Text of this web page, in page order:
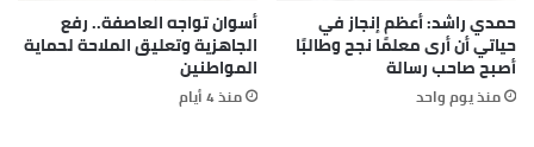
حمدي راشد: أعظم إنجاز في
حياتي أن أرى معلمًا نجح وطالبًا
أصبح صاحب رسالة
منذ يوم واحد
أسوان تواجه العاصفة.. رفع
الجاهزية وتعليق الملاحة لحماية
المواطنين
منذ 4 أيام